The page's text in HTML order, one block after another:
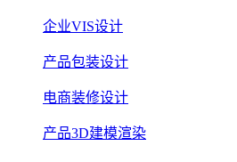
企业VIS设计
产品包装设计
电商装修设计
产品3D建模渲染